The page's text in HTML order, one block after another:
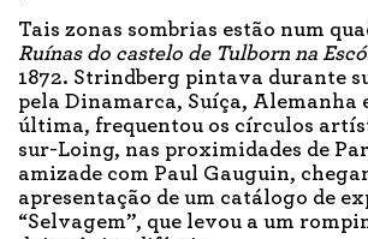
Tais zonas sombrias estão num
Ruínas do castelo de Tulborn na
1872. Strindberg pintava durante
pela Dinamarca, Suíça, Alemanha
última, frequentou os círculos
sur-Loing, nas proximidades de
amizade com Paul Gauguin,
apresentação de um catálogo de
“Selvagem”, que levou a um